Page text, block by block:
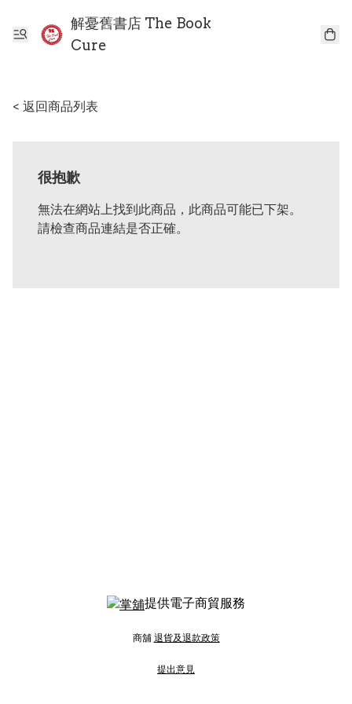
解憂舊書店 The Book
Cure
< 返回商品列表
很抱歉
無法在網站上找到此商品，此商品可能已下架。
請檢查商品連結是否正確。
提供電子商貿服務
商舖 退貨及退款政策
提出意見